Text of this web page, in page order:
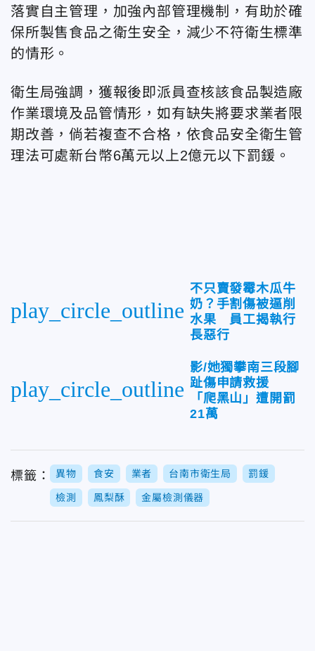
落實自主管理，加強內部管理機制，有助於確
保所製售食品之衛生安全，減少不符衛生標準
的情形。
衛生局強調，獲報後即派員查核該食品製造廠
作業環境及品管情形，如有缺失將要求業者限
期改善，倘若複查不合格，依食品安全衛生管
理法可處新台幣6萬元以上2億元以下罰鍰。
play_circle_outline
不只賣發霉木瓜牛
奶？手割傷被逼削
水果 員工揭執行
長惡行
play_circle_outline
影/她獨攀南三段腳
趾傷申請救援
「爬黑山」遭開罰
21萬
標籤： 異物 食安 業者 台南市衛生局 罰鍰
檢測 鳳梨酥 金屬檢測儀器